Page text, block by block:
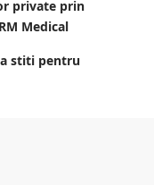
private prin
Medical
stiti pentru